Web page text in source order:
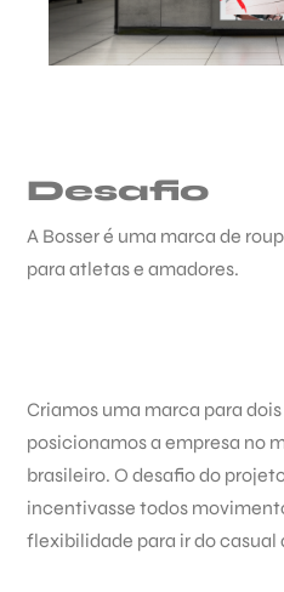
Desafio
A Bosser é uma marca de
para atletas e amadores.
Criamos uma marca para
posicionamos a empresa no
brasileiro. O desafio do
incentivasse todos
flexibilidade para ir do